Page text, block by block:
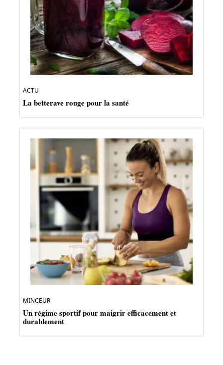
ACTU
La betterave rouge pour la santé
MINCEUR
Un régime sportif pour maigrir efficacement et
durablement